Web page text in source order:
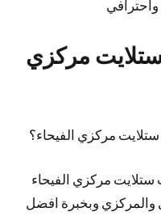
مركزي
مركزي الفيحاء؟
مركزي الفيحاء
والمركزي وبخبرة افضل